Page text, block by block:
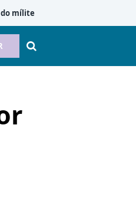
mílite